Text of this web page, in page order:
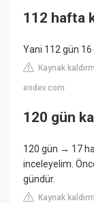
112 hafta
Yani 112 gün 16
Kaynak
eodev.com
120 gün
120 gün → 17
inceleyelim.
gündür.
Kaynak